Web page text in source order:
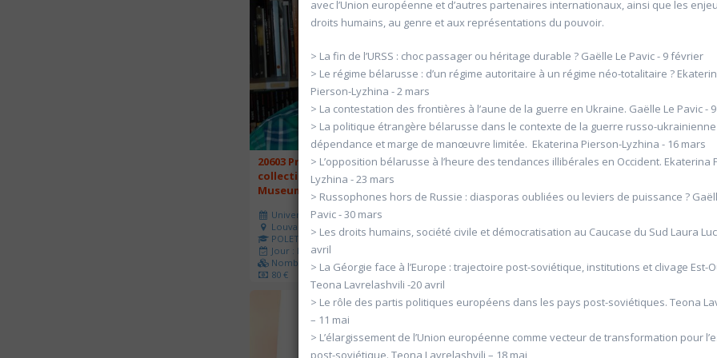
20603 Promenade au sein des
collections du GEM ( Grand Egyptian
Museum)
Université d'été 2026
Louvain-la-Neuve
POLET Sébastien
Jour : Lu-Ma-Me-Je-Ve 10:00- 16:00
Nombre de séances : 2
80 €
20604 Rallumer les lumières?
Louvain-la-Neuve
Nombre de séances : 1
avec l’Union européenne et d’autres partenaires internationaux, ainsi que les
droits humains, au genre et aux représentations du pouvoir.
> La fin de l’URSS : choc passager ou héritage durable ? Gaëlle Le Pavic - 9 février
> Le régime bélarusse : d’un régime autoritaire à un régime néo-totalitaire ?
Pierson-Lyzhina - 2 mars
> La contestation des frontières à l’aune de la guerre en Ukraine. Gaëlle Le Pavic -
> La politique étrangère bélarusse dans le contexte de la guerre russo-
dépendance et marge de manœuvre limitée. Ekaterina Pierson-Lyzhina - 16 mars
> L’opposition bélarusse à l’heure des tendances illibérales en Occident. Ekaterina
Lyzhina - 23 mars
> Russophones hors de Russie : diasporas oubliées ou leviers de puissance ?
Pavic - 30 mars
> Les droits humains, société civile et démocratisation au Caucase du Sud Laura
avril
> La Géorgie face à l’Europe : trajectoire post-soviétique, institutions et clivage Est-
Teona Lavrelashvili -20 avril
> Le rôle des partis politiques européens dans les pays post-soviétiques. Teona
– 11 mai
> L’élargissement de l’Union européenne comme vecteur de transformation pour
post-soviétique. Teona Lavrelashvili – 18 mai